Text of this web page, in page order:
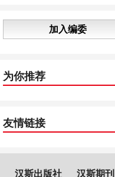
加入编委
为你推荐
友情链接
汉斯出版社 汉斯期刊